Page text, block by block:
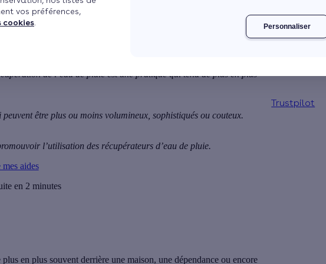
vos préférences,
cookies Personnaliser
de l’eau de pluieest une pratique qui tend de plus en plus
peuvent être plus ou moins volumineux, sophistiqués ou couteux.
l’utilisation des récupérateurs d’eau de pluie.
mes aides
en 2 minutes
en plus souvent derrière une maison, une dépendance ou encore
+ de 15 ans
Trustpilot